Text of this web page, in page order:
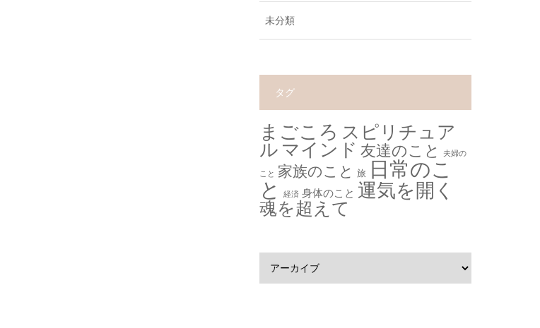
未分類
タグ
まごころ スピリチュア
ル マインド 友達のこと 夫婦の
こと 家族のこと 旅 日常のこ
と
経済 身体のこと 運気を開く
魂を超えて